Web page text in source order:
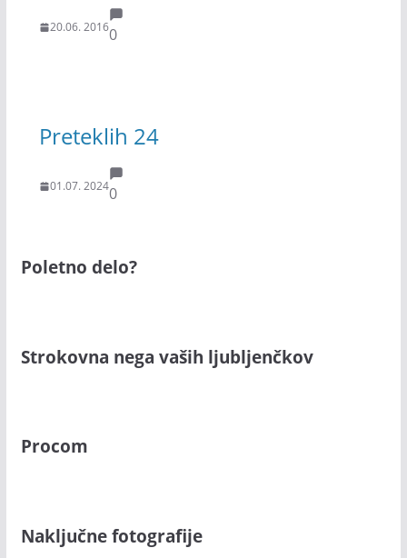
20.06. 20160
Preteklih 24
01.07. 20240
Poletno delo?
Strokovna nega vaših ljubljenčkov
Procom
Naključne fotografije